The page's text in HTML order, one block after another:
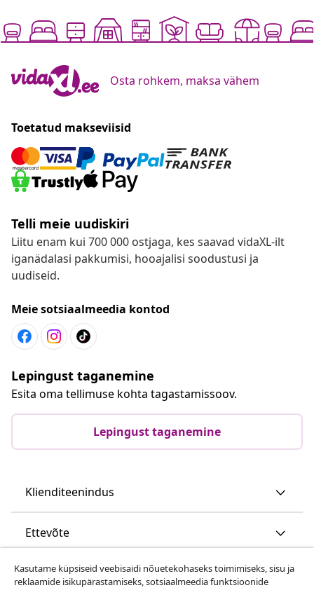
Osta rohkem, maksa vähem
Toetatud makseviisid
Telli meie uudiskiri
Liitu enam kui 700 000 ostjaga, kes saavad vidaXL-ilt
iganädalasi pakkumisi, hooajalisi soodustusi ja
uudiseid.
Meie sotsiaalmeedia kontod
Lepingust taganemine
Esita oma tellimuse kohta tagastamissoov.
Lepingust taganemine
Klienditeenindus
Ettevõte
vidaXL
Kasutame küpsiseid veebisaidi nõuetekohaseks toimimiseks, sisu ja
reklaamide isikupärastamiseks, sotsiaalmeedia funktsioonide